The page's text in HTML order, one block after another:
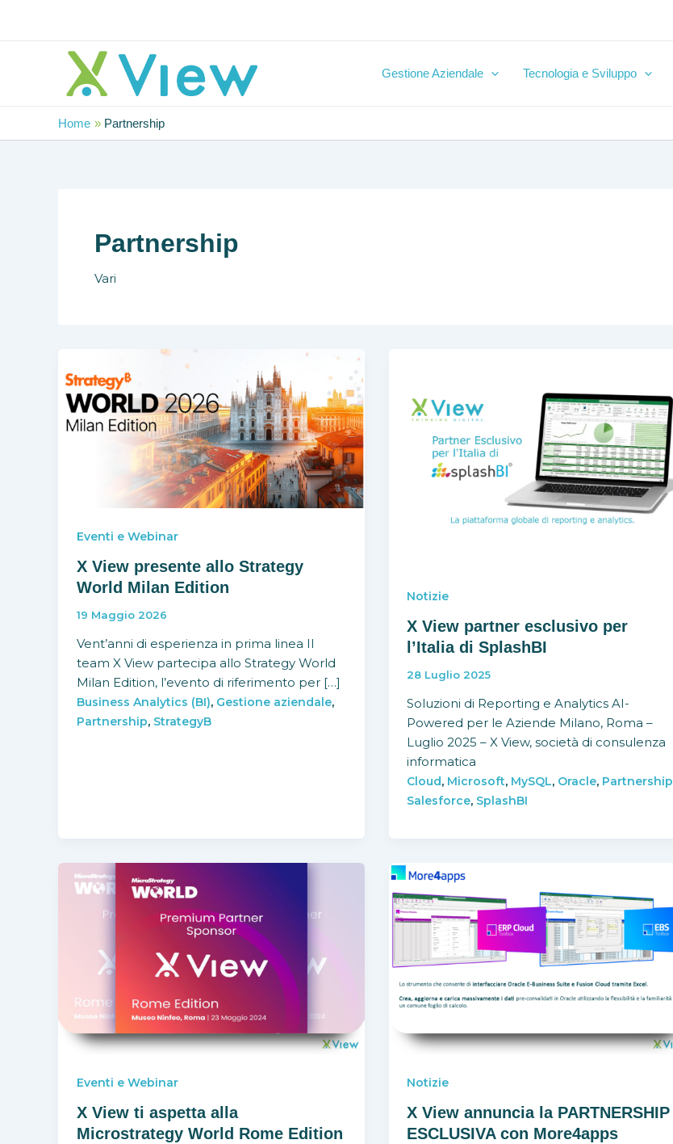
Gestione Aziendale Tecnologia e Sviluppo
Home Partnership
Partnership
Vari
Eventi e Webinar
X View presente allo Strategy
World Milan Edition
19 Maggio 2026
Vent’anni di esperienza in prima linea Il
team X View partecipa allo Strategy World
Milan Edition, l’evento di riferimento per […]
Business Analytics (BI), Gestione aziendale,
Partnership, StrategyB
Notizie
X View partner esclusivo per
l’Italia di SplashBI
28 Luglio 2025
Soluzioni di Reporting e Analytics AI-
Powered per le Aziende Milano, Roma –
Luglio 2025 – X View, società di consulenza
informatica
Cloud, Microsoft, MySQL, Oracle, Partnership
Salesforce, SplashBI
Eventi e Webinar
X View ti aspetta alla
Microstrategy World Rome Edition
Notizie
X View annuncia la PARTNERSHIP
ESCLUSIVA con More4apps